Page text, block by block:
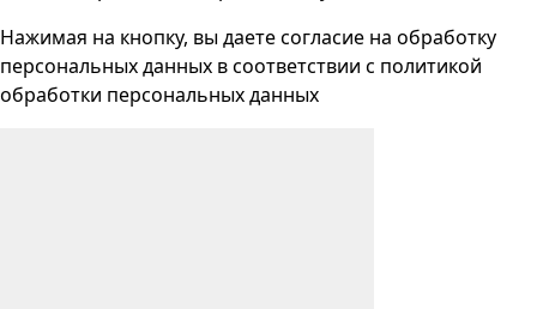
Нажимая на кнопку, вы даете согласие на обработку
персональных данных в соответствии с политикой
обработки персональных данных